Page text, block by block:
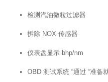
检测汽油微粒过滤器
拆除 NOX 传感器
仪表盘显示 bhp/nm
OBD 测试系统 “通过 “准备